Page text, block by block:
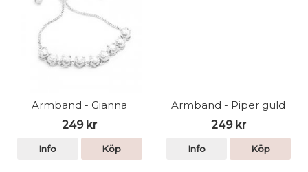
Armband - Gianna
249 kr
Info Köp
Armband - Piper guld
249 kr
Info Köp